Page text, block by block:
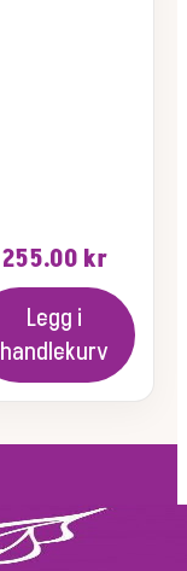
255.00 kr
Legg i
handlekurv